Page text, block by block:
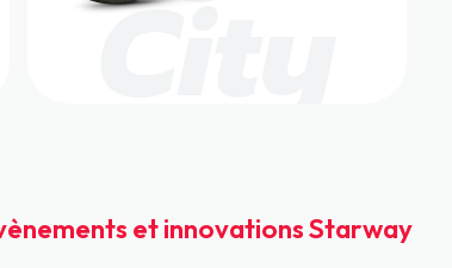
City
et innovations Starway